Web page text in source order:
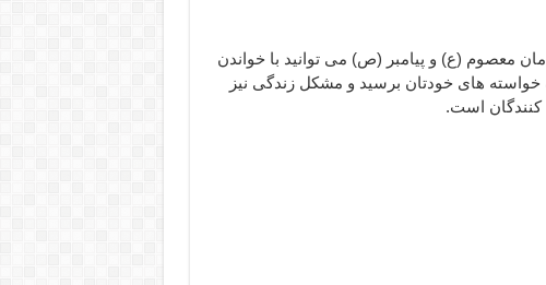
معصوم (ع) و پیامبر (ص) می توانید با خواندن
های خودتان برسید و مشکل زندگی نیز
کنندگان است.